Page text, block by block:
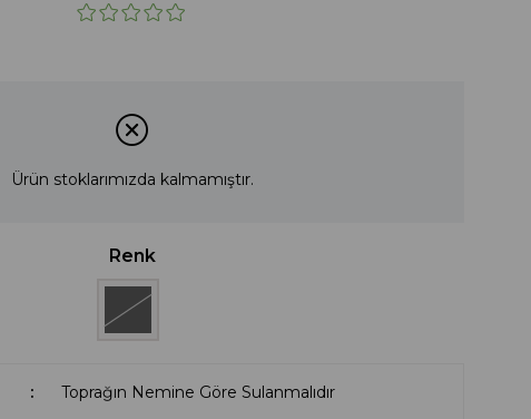
Ürün stoklarımızda kalmamıştır.
Renk
Toprağın Nemine Göre Sulanmalıdır